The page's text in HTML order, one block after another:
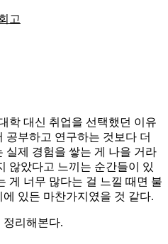
고
학 대신 취업을 선택했던 이유
공부하고 연구하는 것보다 더
실제 경험을 쌓는 게 나을 거라
않았다고 느끼는 순간들이 있
게 너무 많다는 걸 느낄 때면 불
있든 마찬가지였을 것 같다.
정리해본다.